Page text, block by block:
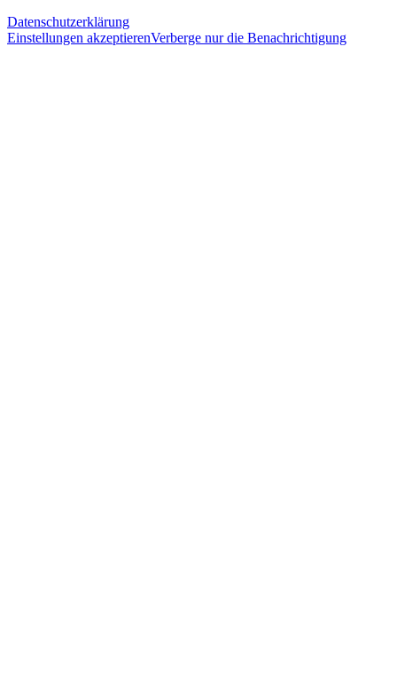
Datenschutzerklärung
Einstellungen akzeptierenVerberge nur die Benachrichtigung